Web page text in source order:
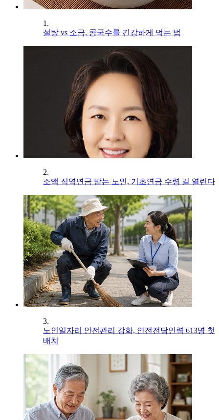
1.
설탕 vs 소금, 콩국수를 건강하게 먹는 법
2.
소액 직역연금 받는 노인, 기초연금 수령 길 열린다
3.
노인일자리 안전관리 강화, 안전전담인력 613명 첫
배치